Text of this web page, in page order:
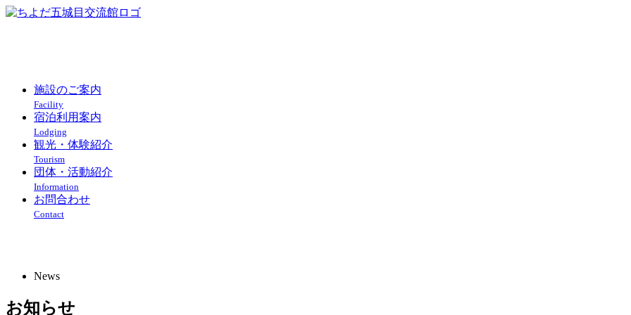
施設のご案内
Facility
宿泊利用案内
Lodging
観光・体験紹介
Tourism
団体・活動紹介
Information
お問合わせ
Contact
News
お知らせ